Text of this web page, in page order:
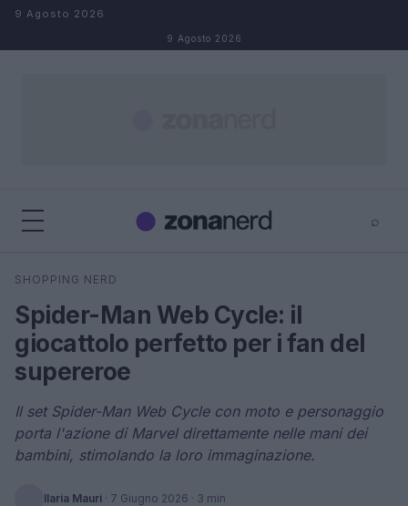
Salta al contenuto
9 Agosto 2026
9 Agosto 2026
⌕
Cerca
SHOPPING NERD
Spider-Man Web Cycle: il
giocattolo perfetto per i fan del
supereroe
Il set Spider-Man Web Cycle con moto e personaggio
porta l'azione di Marvel direttamente nelle mani dei
bambini, stimolando la loro immaginazione.
Ilaria Mauri · 7 Giugno 2026 · 3 min